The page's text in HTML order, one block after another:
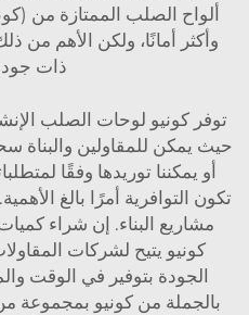
ألواح الصلب الممتازة من
وأكثر أمانًا، ولكن الأهم من
ذات
توفر كونيو لوحات الصلب
حيث يمكن للمقاولين
أو يمكننا توريدها وفقًا
تكون التوافرية أمرًا بالغ
مشاريع البناء. إن شراء
كونيو يتيح لشركات
الجودة بتوفير في الوقت
بالجملة من كونيو بمجموعة